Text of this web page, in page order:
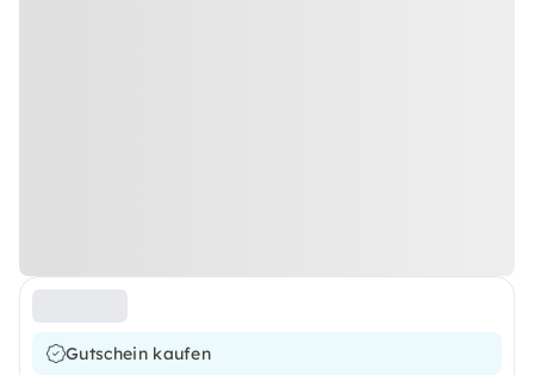
Gutschein kaufen